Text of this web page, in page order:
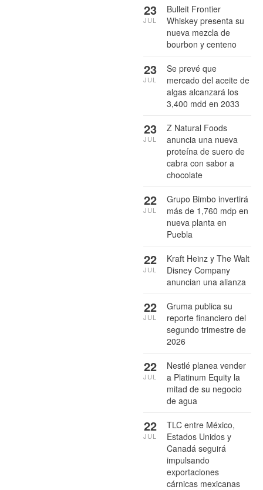
Bulleit Frontier
Whiskey presenta su
nueva mezcla de
bourbon y centeno
23
JUL
Se prevé que
mercado del aceite de
algas alcanzará los
3,400 mdd en 2033
23
JUL
Z Natural Foods
anuncia una nueva
proteína de suero de
cabra con sabor a
chocolate
23
JUL
Grupo Bimbo invertirá
más de 1,760 mdp en
nueva planta en
Puebla
22
JUL
Kraft Heinz y The Walt
Disney Company
anuncian una alianza
22
JUL
Gruma publica su
reporte financiero del
segundo trimestre de
2026
22
JUL
Nestlé planea vender
a Platinum Equity la
mitad de su negocio
de agua
22
JUL
TLC entre México,
Estados Unidos y
Canadá seguirá
impulsando
exportaciones
cárnicas mexicanas
22
JUL